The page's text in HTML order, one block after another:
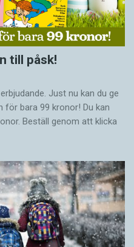
till påsk!
Just nu kan du ge
för bara 99 kronor! Du kan
Beställ genom att klicka